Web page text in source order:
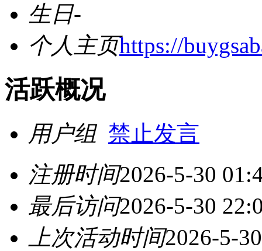
生日-
个人主页https://
活跃概况
用户组 禁止发言
注册时间2026-5-30
最后访问2026-5-30
上次活动时间2026-5-